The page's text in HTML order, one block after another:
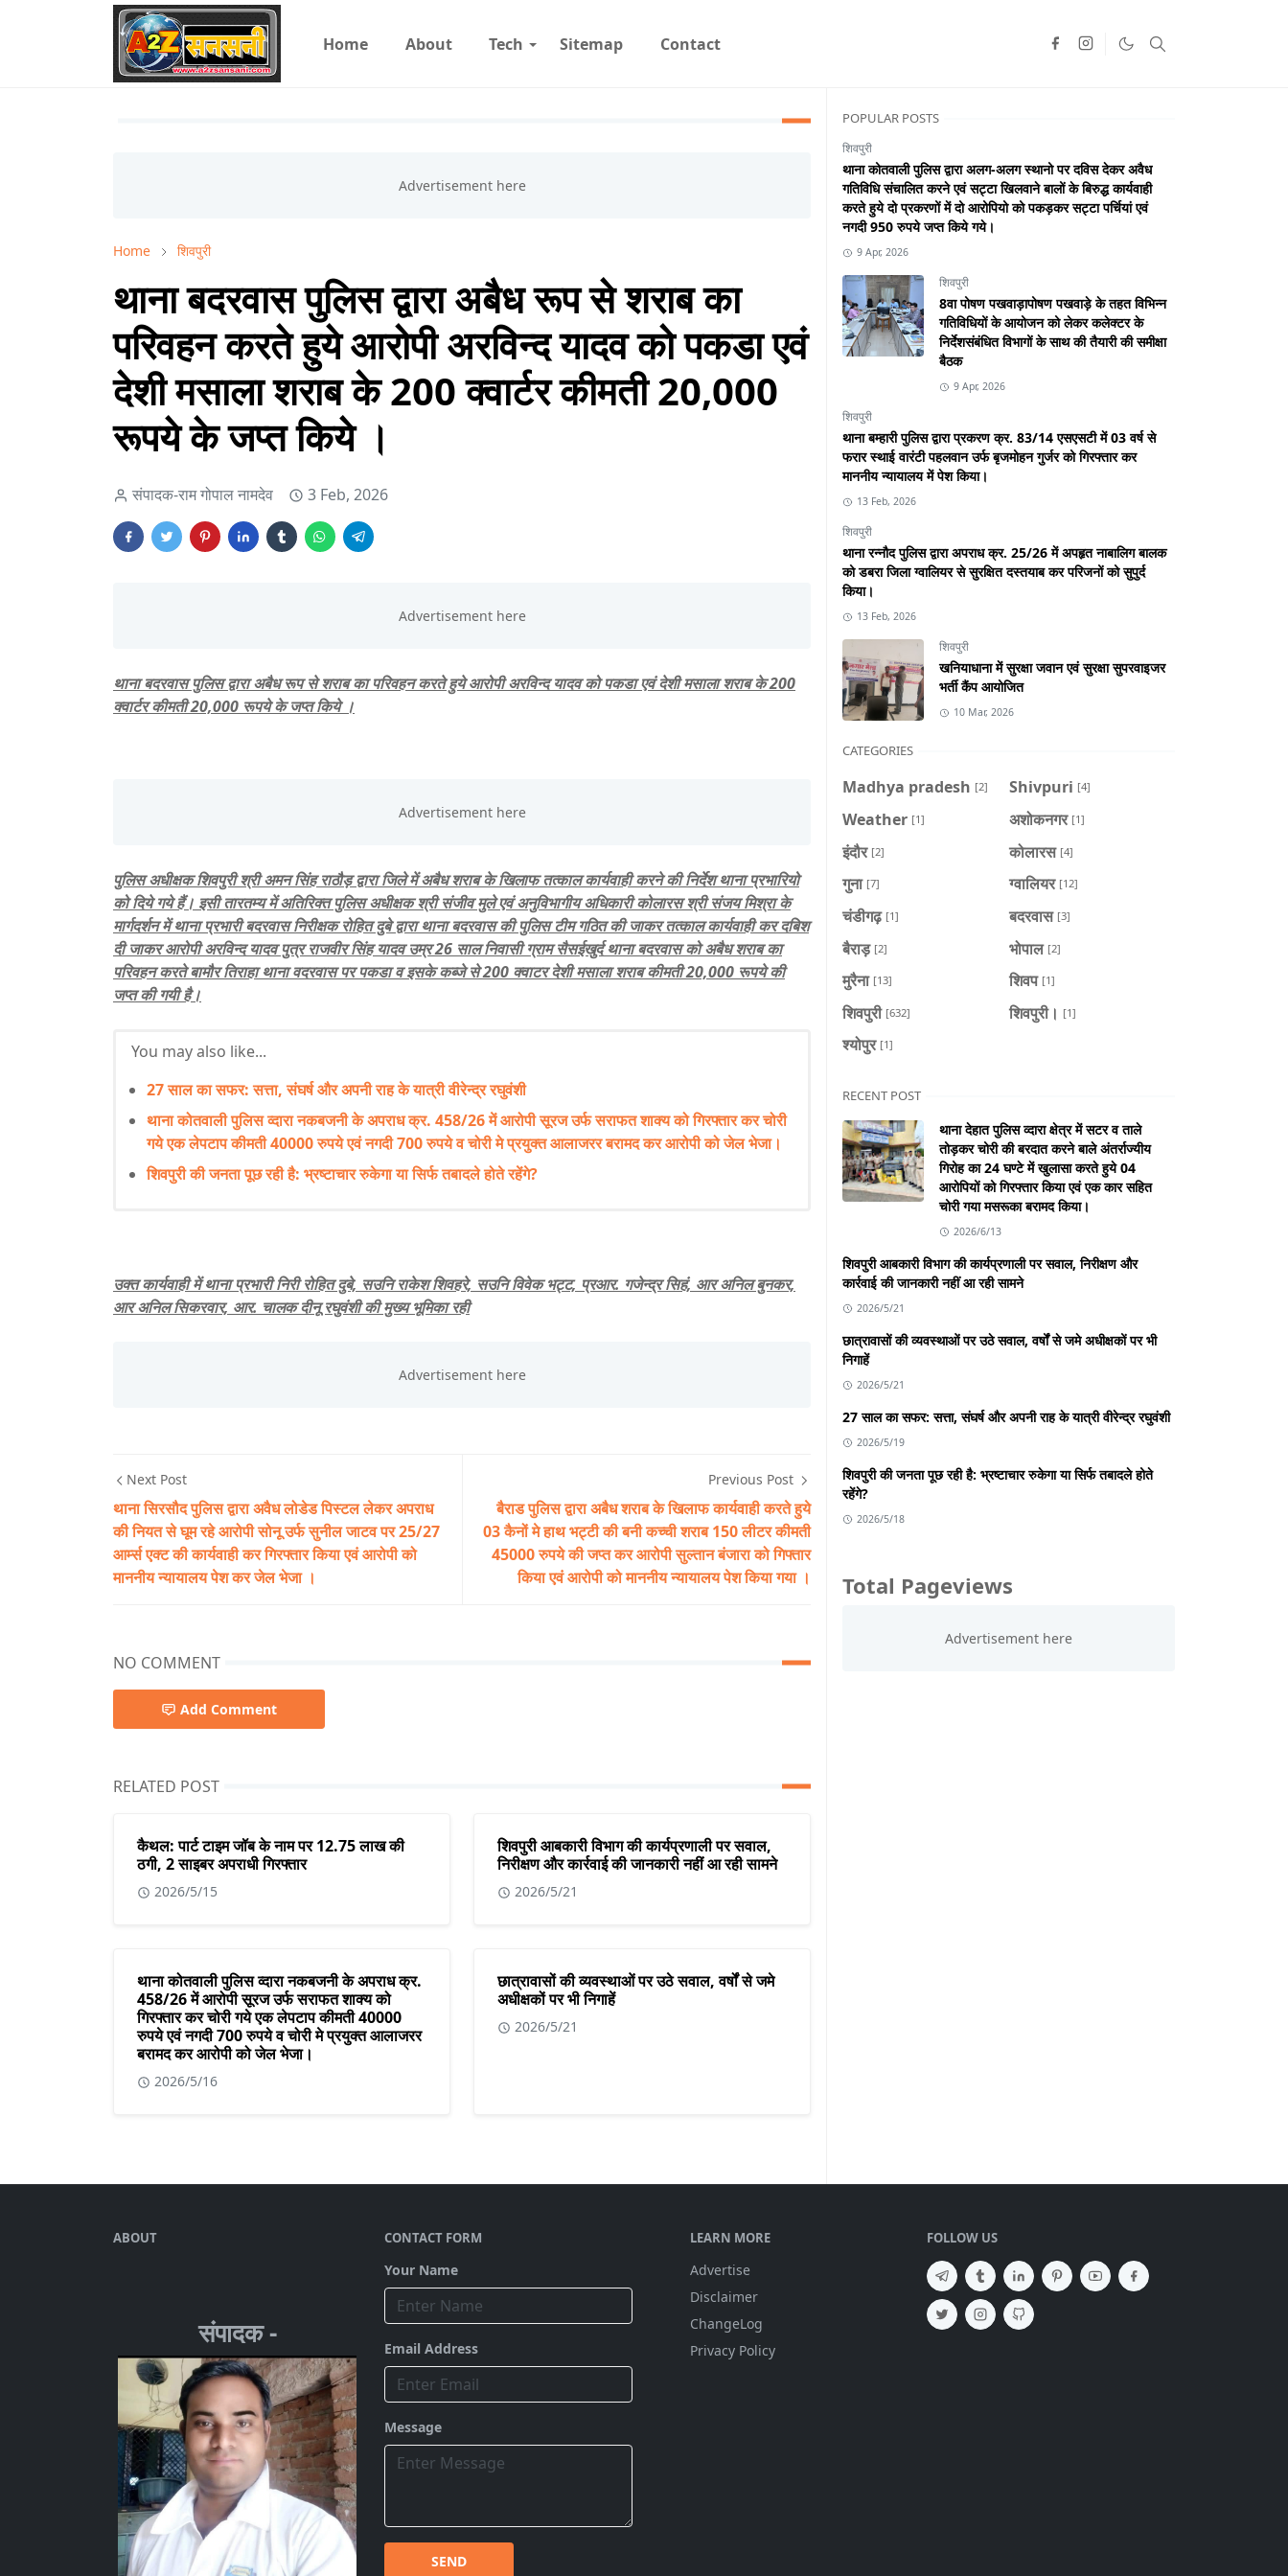
Home About Tech Sitemap Contact
Home शिवपुरी
थाना बदरवास पुलिस द्वारा अबैध रूप से शराब का
परिवहन करते हुये आरोपी अरविन्द यादव को पकडा एवं
देशी मसाला शराब के 200 क्वार्टर कीमती 20,000
रूपये के जप्त किये ।
संपादक-राम गोपाल नामदेव 3 Feb, 2026
थाना बदरवास पुलिस द्वारा अबैध रूप से शराब का परिवहन करते हुये आरोपी अरविन्द यादव को पकडा एवं देशी मसाला शराब के 200
क्वार्टर कीमती 20,000 रूपये के जप्त किये ।
पुलिस अधीक्षक शिवपुरी श्री अमन सिंह राठौड़ द्वारा जिले में अबैध शराब के खिलाफ तत्काल कार्यवाही करने की निर्देश थाना प्रभारियो
को दिये गये हैं। इसी तारतम्य में अतिरिक्त पुलिस अधीक्षक श्री संजीव मुले एवं अनुविभागीय अधिकारी कोलारस श्री संजय मिश्रा के
मार्गदर्शन में थाना प्रभारी बदरवास निरीक्षक रोहित दुबे द्वारा थाना बदरवास की पुलिस टीम गठित की जाकर तत्काल कार्यवाही कर दबिश
दी जाकर आरोपी अरविन्द यादव पुत्र राजवीर सिंह यादव उम्र 26 साल निवासी ग्राम सैसईखुर्द थाना बदरवास को अबैध शराब का
परिवहन करते बामौर तिराहा थाना वदरवास पर पकडा व इसके कब्जे से 200 क्वाटर देशी मसाला शराब कीमती 20,000 रूपये की
जप्त की गयी है।
You may also like...
27 साल का सफर: सत्ता, संघर्ष और अपनी राह के यात्री वीरेन्द्र रघुवंशी
थाना कोतवाली पुलिस व्दारा नकबजनी के अपराध क्र. 458/26 में आरोपी सूरज उर्फ सराफत शाक्य को गिरफ्तार कर चोरी
गये एक लेपटाप कीमती 40000 रुपये एवं नगदी 700 रुपये व चोरी मे प्रयुक्त आलाजरर बरामद कर आरोपी को जेल भेजा।
शिवपुरी की जनता पूछ रही है: भ्रष्टाचार रुकेगा या सिर्फ तबादले होते रहेंगे?
उक्त कार्यवाही में थाना प्रभारी निरी रोहित दुबे, सउनि राकेश शिवहरे, सउनि विवेक भट्ट, प्रआर. गजेन्द्र सिहं, आर अनिल बुनकर,
आर अनिल सिकरवार, आर. चालक दीनू रघुवंशी की मुख्य भूमिका रही
Next Post
थाना सिरसौद पुलिस द्वारा अवैध लोडेड पिस्टल लेकर अपराध
की नियत से घूम रहे आरोपी सोनू उर्फ सुनील जाटव पर 25/27
आर्म्स एक्ट की कार्यवाही कर गिरफ्तार किया एवं आरोपी को
माननीय न्यायालय पेश कर जेल भेजा ।
Previous Post
बैराड पुलिस द्वारा अबैध शराब के खिलाफ कार्यवाही करते हुये
03 कैनों मे हाथ भट्टी की बनी कच्ची शराब 150 लीटर कीमती
45000 रुपये की जप्त कर आरोपी सुल्तान बंजारा को गिफ्तार
किया एवं आरोपी को माननीय न्यायालय पेश किया गया ।
NO COMMENT
Add Comment
RELATED POST
कैथल: पार्ट टाइम जॉब के नाम पर 12.75 लाख की
ठगी, 2 साइबर अपराधी गिरफ्तार
2026/5/15
शिवपुरी आबकारी विभाग की कार्यप्रणाली पर सवाल,
निरीक्षण और कार्रवाई की जानकारी नहीं आ रही सामने
2026/5/21
थाना कोतवाली पुलिस व्दारा नकबजनी के अपराध क्र.
458/26 में आरोपी सूरज उर्फ सराफत शाक्य को
गिरफ्तार कर चोरी गये एक लेपटाप कीमती 40000
रुपये एवं नगदी 700 रुपये व चोरी मे प्रयुक्त आलाजरर
बरामद कर आरोपी को जेल भेजा।
2026/5/16
छात्रावासों की व्यवस्थाओं पर उठे सवाल, वर्षों से जमे
अधीक्षकों पर भी निगाहें
2026/5/21
POPULAR POSTS
शिवपुरी
थाना कोतवाली पुलिस द्वारा अलग-अलग स्थानो पर दविस देकर अवैध
गतिविधि संचालित करने एवं सट्टा खिलवाने बालों के बिरुद्ध कार्यवाही
करते हुये दो प्रकरणों में दो आरोपियो को पकड़कर सट्टा पर्चियां एवं
नगदी 950 रुपये जप्त किये गये।
9 Apr, 2026
शिवपुरी
8वा पोषण पखवाड़ापोषण पखवाड़े के तहत विभिन्न
गतिविधियों के आयोजन को लेकर कलेक्टर के
निर्देशसंबंधित विभागों के साथ की तैयारी की समीक्षा
बैठक
9 Apr, 2026
शिवपुरी
थाना बम्हारी पुलिस द्वारा प्रकरण क्र. 83/14 एसएसटी में 03 वर्ष से
फरार स्थाई वारंटी पहलवान उर्फ बृजमोहन गुर्जर को गिरफ्तार कर
माननीय न्यायालय में पेश किया।
13 Feb, 2026
शिवपुरी
थाना रन्नौद पुलिस द्वारा अपराध क्र. 25/26 में अपहृत नाबालिग बालक
को डबरा जिला ग्वालियर से सुरक्षित दस्तयाब कर परिजनों को सुपुर्द
किया।
13 Feb, 2026
शिवपुरी
खनियाधाना में सुरक्षा जवान एवं सुरक्षा सुपरवाइजर
भर्ती कैंप आयोजित
10 Mar, 2026
CATEGORIES
Madhya pradesh [2] Shivpuri [4]
Weather [1] अशोकनगर [1]
इंदौर [2] कोलारस [4]
गुना [7] ग्वालियर [12]
चंडीगढ़ [1] बदरवास [3]
बैराड़ [2] भोपाल [2]
मुरैना [13] शिवप [1]
शिवपुरी [632] शिवपुरी। [1]
श्योपुर [1]
RECENT POST
थाना देहात पुलिस व्दारा क्षेत्र में सटर व ताले
तोड़कर चोरी की बरदात करने बाले अंतर्राज्यीय
गिरोह का 24 घण्टे में खुलासा करते हुये 04
आरोपियों को गिरफ्तार किया एवं एक कार सहित
चोरी गया मसरूका बरामद किया।
2026/6/13
शिवपुरी आबकारी विभाग की कार्यप्रणाली पर सवाल, निरीक्षण और
कार्रवाई की जानकारी नहीं आ रही सामने
2026/5/21
छात्रावासों की व्यवस्थाओं पर उठे सवाल, वर्षों से जमे अधीक्षकों पर भी
निगाहें
2026/5/21
27 साल का सफर: सत्ता, संघर्ष और अपनी राह के यात्री वीरेन्द्र रघुवंशी
2026/5/19
शिवपुरी की जनता पूछ रही है: भ्रष्टाचार रुकेगा या सिर्फ तबादले होते
रहेंगे?
2026/5/18
Total Pageviews
ABOUT
संपादक -
CONTACT FORM
Your Name
Email Address
Message
SEND
LEARN MORE
Advertise
Disclaimer
ChangeLog
Privacy Policy
FOLLOW US